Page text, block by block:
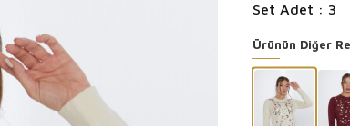
Set Adet : 3
Ürünün Diğer